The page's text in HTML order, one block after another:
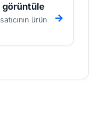
görüntüle
ürün